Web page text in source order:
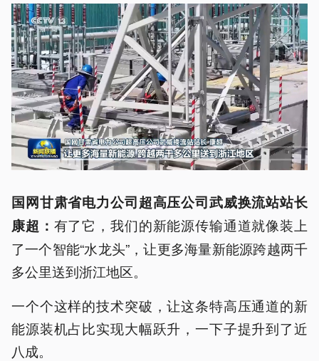
国网甘肃省电力公司超高压公司武威换流站站长
康超： 有了它，我们的新能源传输通道就像装上
了一个智能“水龙头”，让更多海量新能源跨越两千
多公里送到浙江地区。
一个个这样的技术突破，让这条特高压通道的新
能源装机占比实现大幅跃升，一下子提升到了近
八成。